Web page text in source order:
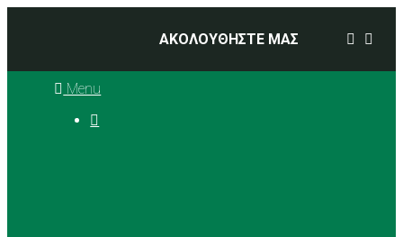
ΑΚΟΛΟΥΘΗΣΤΕ ΜΑΣ
Menu
